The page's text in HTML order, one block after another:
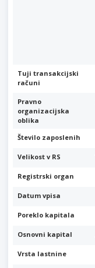
Tuji transakcijski
računi
Pravno
organizacijska
oblika
Število zaposlenih
Velikost v RS
Registrski organ
Datum vpisa
Poreklo kapitala
Osnovni kapital
Vrsta lastnine